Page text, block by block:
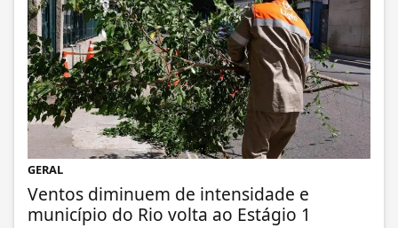
GERAL
Ventos diminuem de intensidade e
município do Rio volta ao Estágio 1